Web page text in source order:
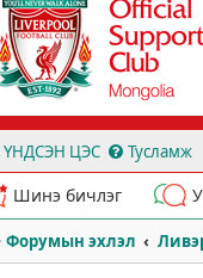
ҮНДСЭН ЦЭС Тусламж
Шинэ бичлэг
Форумын эхлэл